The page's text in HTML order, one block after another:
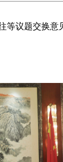
等议题交换意